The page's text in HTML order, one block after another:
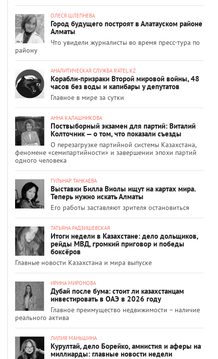
ОЛЕСЯ ШЛЕПНЕВА
Город будущего построят в Алатауском районе
Алматы
Что увидели журналисты во время пресс-тура по
району
АНАЛИТИЧЕСКАЯ СЛУЖБА RATEL.KZ
Корабли-призраки Второй мировой войны, 48
часов без воды и капибары у депутатов
Главное в мире за сутки
АННА КАЛАШНИКОВА
Поствыборный экзамен для партий: Виталий
Колточник — о том, что показали съезды
О перезагрузке партийной системы Казахстана,
феномене «семипартийности» и завершении эпохи партий
одного человека
ГУЛЬНАР ТАНКАЕВА
Выставки Билла Виолы ищут на картах мира.
Теперь нужно искать Алматы
Его работы заставляют зрителя остановиться
ТАТЬЯНА РАДЗИШЕВСКАЯ
Итоги недели в Казахстане: дело дольщиков,
рейды МВД, громкий приговор и победы
боксёров
Главные новости Казахстана и мира выпуске
ИРИНА МИРОНОВА
Дубай после бума: стоит ли казахстанцам
инвестировать в ОАЭ в 2026 году
Главное преимущество недвижимости – наличие
реального актива
ЛИЛИЯ МАНЬШИНА
Курултай, дело Борейко, амнистия и аферы на
миллиарды: главные новости недели